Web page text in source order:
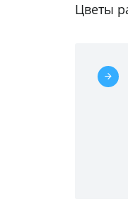
Цветы